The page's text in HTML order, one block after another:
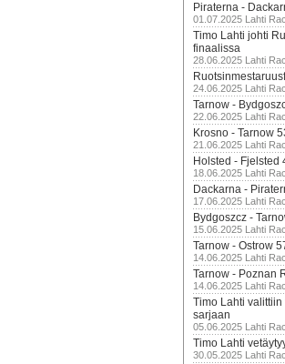
Piraterna -
01.07.2025 Lahti
Timo Lahti johti
finaalissa
28.06.2025 Lahti
24.06.2025 Lahti
Tarnow -
22.06.2025 Lahti
Krosno - Tarnow
21.06.2025 Lahti
Holsted - Fjelsted
18.06.2025 Lahti
Dackarna -
17.06.2025 Lahti
Bydgoszcz -
15.06.2025 Lahti
Tarnow - Ostrow
14.06.2025 Lahti
Tarnow - Poznan
14.06.2025 Lahti
Timo Lahti
sarjaan
05.06.2025 Lahti
Timo Lahti
30.05.2025 Lahti